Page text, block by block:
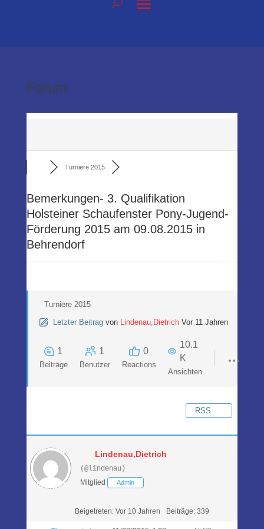
Forum
Turniere 2015
Bemerkungen- 3. Qualifikation
Holsteiner Schaufenster Pony-Jugend-
Förderung 2015 am 09.08.2015 in
Behrendorf
Turniere 2015
Letzter Beitrag von Lindenau,Dietrich Vor 11 Jahren
1
Beiträge
1
Benutzer
0
Reactions
10.1
K
Ansichten
RSS
Lindenau,Dietrich
(@lindenau)
Mitglied
Admin
Beigetreten: Vor 10 Jahren Beiträge: 339